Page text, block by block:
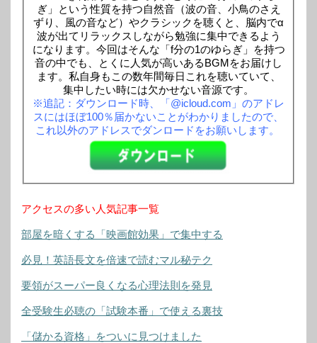
ぎ」という性質を持つ自然音（波の音、小鳥のさえ
ずり、風の音など）やクラシックを聴くと、脳内でα
波が出てリラックスしながら勉強に集中できるよう
になります。今回はそんな「f分の1のゆらぎ」を持つ
音の中でも、とくに人気が高いあるBGMをお届けし
ます。私自身もこの数年間毎日これを聴いていて、
集中したい時には欠かせない音源です。
※追記：ダウンロード時、「@icloud.com」のアドレ
スにはほぼ100％届かないことがわかりましたので、
これ以外のアドレスでダンロードをお願いします。
アクセスの多い人気記事一覧
部屋を暗くする「映画館効果」で集中する
必見！英語長文を倍速で読むマル秘テク
要領がスーパー良くなる心理法則を発見
全受験生必聴の「試験本番」で使える裏技
「儲かる資格」をついに見つけました